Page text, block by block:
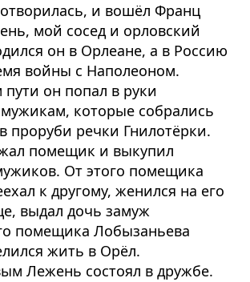
и вошёл Франц
мой сосед и орловский
он в Орлеане, а в Россию
войны с Наполеоном.
он попал в руки
которые собрались
проруби речки Гнилотёрки.
помещик и выкупил
От этого помещика
к другому, женился на его
выдал дочь замуж
помещика Лобызаньева
жить в Орёл.
Лежень состоял в дружбе.